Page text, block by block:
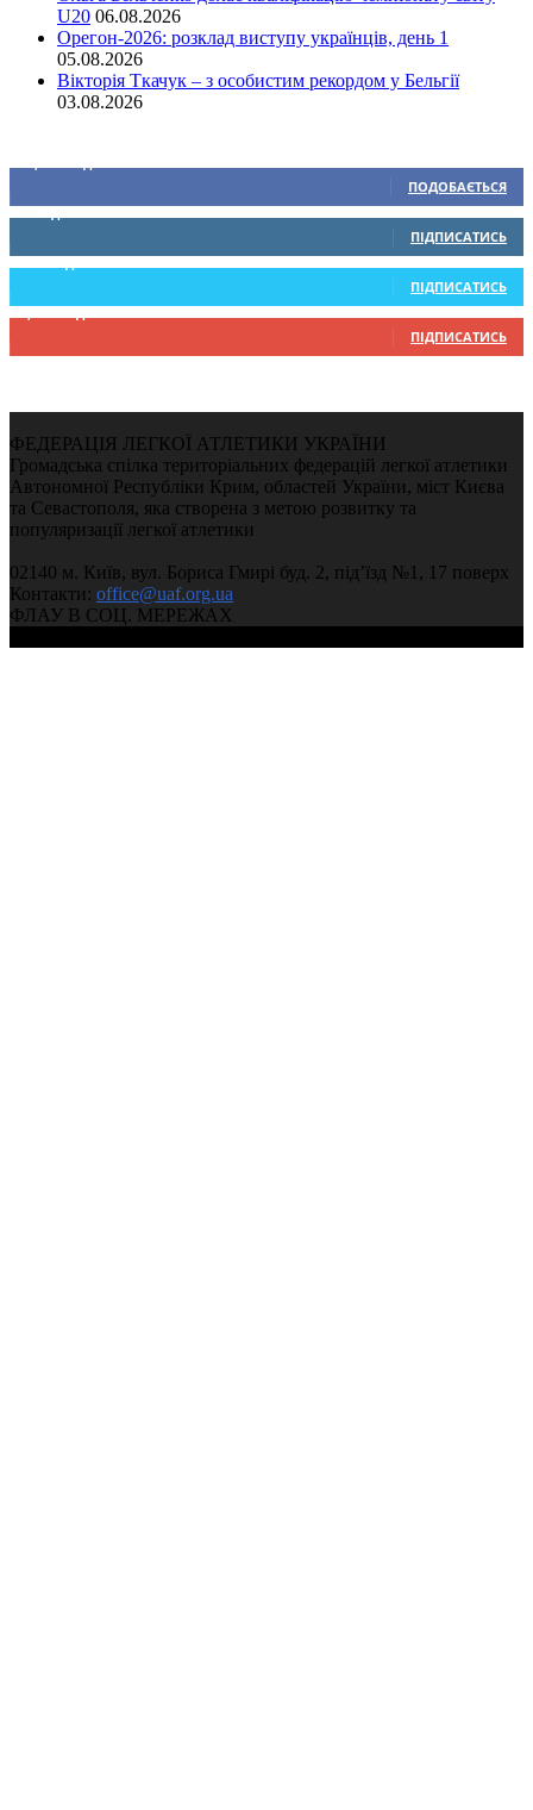
U20 06.08.2026
Орегон-2026: розклад виступу українців, день 1
05.08.2026
Вікторія Ткачук – з особистим рекордом у Бельгії
03.08.2026
ПОДОБАЄТЬСЯ
0 Підписників
ПІДПИСАТИСЬ
234 Підписників
ПІДПИСАТИСЬ
9,370 Підписників
ПІДПИСАТИСЬ
ФЕДЕРАЦІЯ ЛЕГКОЇ АТЛЕТИКИ УКРАЇНИ
Громадська спілка територіальних федерацій легкої атлетики
Автономної Республіки Крим, областей України, міст Києва
та Севастополя, яка створена з метою розвитку та
популяризації легкої атлетики
02140 м. Київ, вул. Бориса Гмирі буд. 2, під’їзд №1, 17 поверх
Контакти: office@uaf.org.ua
ФЛАУ В СОЦ. МЕРЕЖАХ